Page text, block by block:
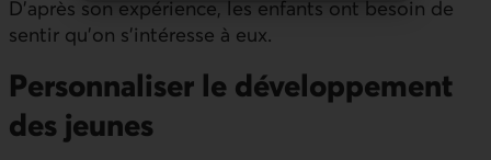
D’après son expérience, les enfants ont besoin de
sentir qu’on s'intéresse à eux.
Personnaliser le développement
des jeunes